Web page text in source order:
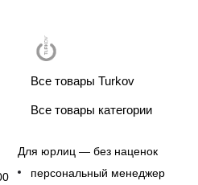
Все товары Turkov
Все товары категории
Для юрлиц — без наценок
персональный менеджер